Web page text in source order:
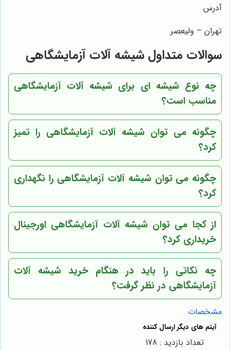
آدرس
تهران – ولیعصر
سوالات متداول شیشه آلات آزمایشگاهی
چه نوع شیشه ای برای شیشه آلات آزمایشگاهی
مناسب است؟
چگونه می توان شیشه آلات آزمایشگاهی را تمیز
کرد؟
چگونه می توان شیشه آلات آزمایشگاهی را نگهداری
کرد؟
از کجا می توان شیشه آلات آزمایشگاهی اورجینال
خریداری کرد؟
چه نکاتی را باید در هنگام خرید شیشه آلات
آزمایشگاهی در نظر گرفت؟
مشخصات
تعداد بازدید : 178